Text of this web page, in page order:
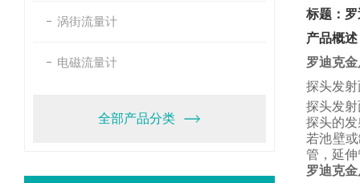
涡街流量计
电磁流量计
全部产品分类
标题：
产品概述
罗迪克
探头发
探头发
探头的
若池壁
管， 延
罗迪克